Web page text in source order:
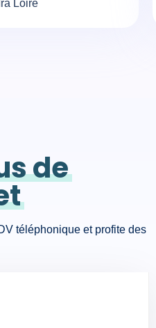
de
téléphonique et profite des